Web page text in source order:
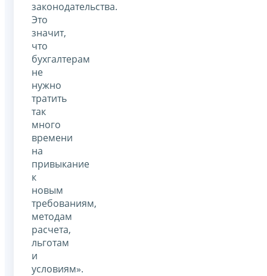
законодательства.
Это
значит,
что
бухгалтерам
не
нужно
тратить
так
много
времени
на
привыкание
к
новым
требованиям,
методам
расчета,
льготам
и
условиям».